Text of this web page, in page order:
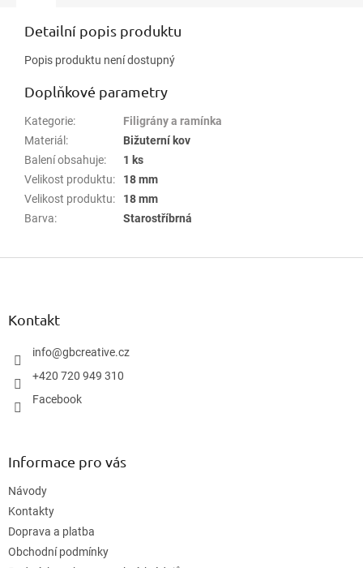
Detailní popis produktu
Popis produktu není dostupný
Doplňkové parametry
Kategorie:
Filigrány a ramínka
Materiál :
Bižuterní kov
Balení obsahuje:
1 ks
Velikost produktu:
18 mm
Velikost produktu:
18 mm
Barva: Starostříbrná
Z
Kontakt
info@gbcreative.cz
+420 720 949 310
Facebook
Informace pro vás
Návody
Kontakty
Doprava a platba
Obchodní podmínky